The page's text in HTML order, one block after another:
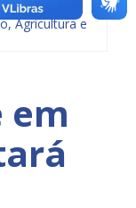
Agricultura e
em